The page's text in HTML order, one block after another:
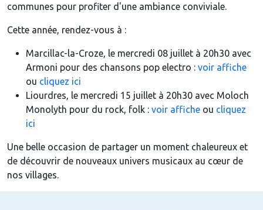
communes pour profiter d'une ambiance conviviale.
Cette année, rendez-vous à :
Marcillac-la-Croze, le mercredi 08 juillet à 20h30 avec
Armoni pour des chansons pop electro : voir affiche
ou cliquez ici
Liourdres, le mercredi 15 juillet à 20h30 avec Moloch
Monolyth pour du rock, folk : voir affiche ou cliquez
ici
Une belle occasion de partager un moment chaleureux et
de découvrir de nouveaux univers musicaux au cœur de
nos villages.